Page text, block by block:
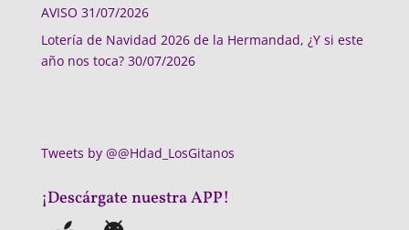
AVISO 31/07/2026
Lotería de Navidad 2026 de la Hermandad, ¿Y si este
año nos toca? 30/07/2026
Tweets by @@Hdad_LosGitanos
¡Descárgate nuestra APP!